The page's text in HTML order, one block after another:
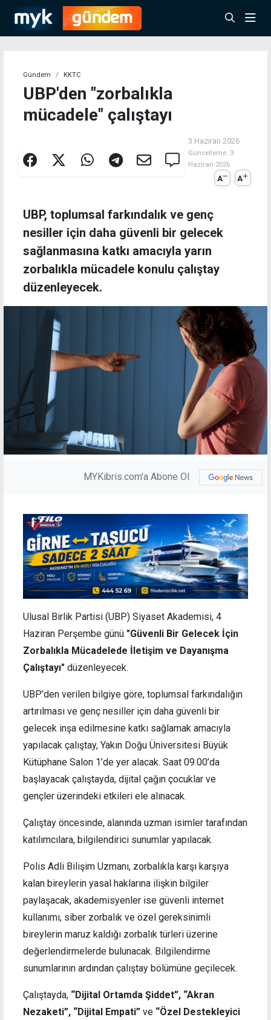
Gündem KKTC
UBP'den "zorbalıkla
mücadele" çalıştayı
3 Haziran 2026
Güncelleme: 3
Haziran 2026
A A
UBP, toplumsal farkındalık ve genç
nesiller için daha güvenli bir gelecek
sağlanmasına katkı amacıyla yarın
zorbalıkla mücadele konulu çalıştay
düzenleyecek.
MYKibris.com'a Abone Ol
Ulusal Birlik Partisi (UBP) Siyaset Akademisi, 4
Haziran Perşembe günü "Güvenli Bir Gelecek İçin
Zorbalıkla Mücadelede İletişim ve Dayanışma
Çalıştayı" düzenleyecek.
UBP’den verilen bilgiye göre, toplumsal farkındalığın
artırılması ve genç nesiller için daha güvenli bir
gelecek inşa edilmesine katkı sağlamak amacıyla
yapılacak çalıştay, Yakın Doğu Üniversitesi Büyük
Kütüphane Salon 1’de yer alacak. Saat 09.00’da
başlayacak çalıştayda, dijital çağın çocuklar ve
gençler üzerindeki etkileri ele alınacak.
Çalıştay öncesinde, alanında uzman isimler tarafından
katılımcılara, bilgilendirici sunumlar yapılacak.
Polis Adli Bilişim Uzmanı, zorbalıkla karşı karşıya
kalan bireylerin yasal haklarına ilişkin bilgiler
paylaşacak, akademisyenler ise güvenli internet
kullanımı, siber zorbalık ve özel gereksinimli
bireylerin maruz kaldığı zorbalık türleri üzerine
değerlendirmelerde bulunacak. Bilgilendirme
sunumlarının ardından çalıştay bölümüne geçilecek.
Çalıştayda, “Dijital Ortamda Şiddet”, “Akran
Nezaketi”, “Dijital Empati” ve “Özel Destekleyici